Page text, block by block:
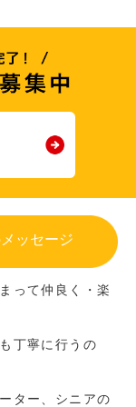
ッセージ
って仲良く・楽
丁寧に行うの
ター、シニアの